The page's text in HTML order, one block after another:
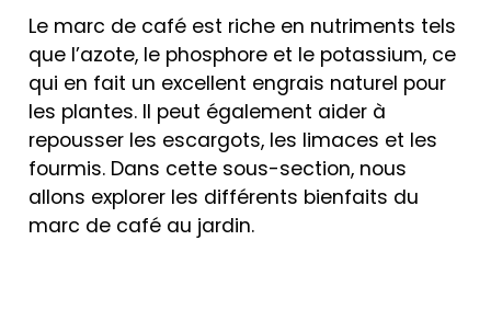
Le marc de café est riche en nutriments tels
que l’azote, le phosphore et le potassium, ce
qui en fait un excellent engrais naturel pour
les plantes. Il peut également aider à
repousser les escargots, les limaces et les
fourmis. Dans cette sous-section, nous
allons explorer les différents bienfaits du
marc de café au jardin.